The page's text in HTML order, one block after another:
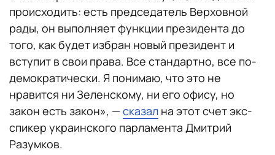
происходить: есть председатель Верховной
рады, он выполняет функции президента до
того, как будет избран новый президент и
вступит в свои права. Все стандартно, все по-
демократически. Я понимаю, что это не
нравится ни Зеленскому, ни его офису, но
закон есть закон», — сказал на этот счет экс-
спикер украинского парламента Дмитрий
Разумков.